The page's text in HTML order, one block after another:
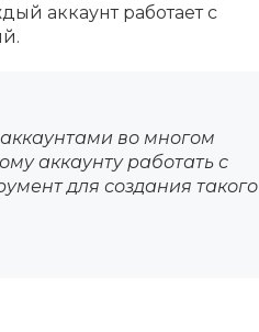
аккаунт работает с
во многом
аккаунту работать с
для создания такого